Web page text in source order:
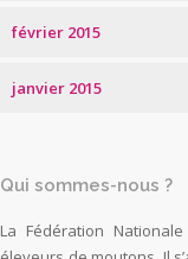
février 2015
janvier 2015
Qui sommes-nous ?
La Fédération